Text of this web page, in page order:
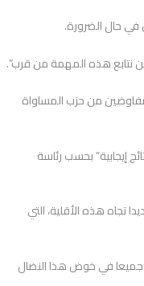
في حال الضرورة.
نتابع هذه المهمة من قرب”.
أفرادا من عائلته ومفاوضين من حزب المساواة
إيجابية” بحسب رئاسة
تجاه هذه الأقلية، التي
جميعا في خوض هذا النضال